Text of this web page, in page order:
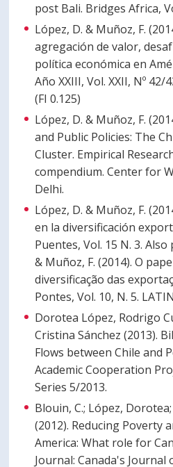
post Bali. Bridges Africa,
López, D. & Muñoz, F.
agregación de valor,
política económica en
Año XXIII, Vol. XXII, Nº 42/
(FI 0.125)
López, D. & Muñoz, F.
and Public Policies: The
Cluster. Empirical
compendium. Center for
Delhi.
López, D. & Muñoz, F.
en la diversificación
Puentes, Vol. 15 N. 3.
& Muñoz, F. (2014). O
diversificação das
Pontes, Vol. 10, N. 5.
Dorotea López, Rodrigo
Cristina Sánchez (2013).
Flows between Chile and
Academic Cooperation
Series 5/2013.
Blouin, C.; López,
(2012). Reducing Poverty
America: What role for
Journal: Canada's Journal